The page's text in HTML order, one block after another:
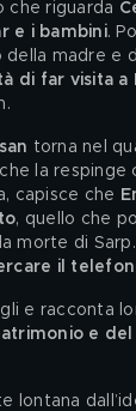
che riguarda
e i bambini.
madre e
di far visita a
torna nel
la respinge
capisce che
, quello che
morte di Sarp.
il
e racconta
e
lontana